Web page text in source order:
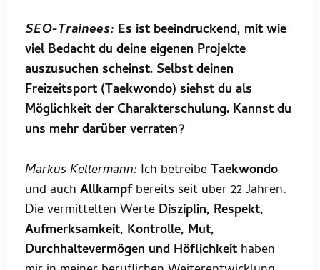
SEO-Trainees: Es ist beeindruckend, mit wie
viel Bedacht du deine eigenen Projekte
auszusuchen scheinst. Selbst deinen
Freizeitsport (Taekwondo) siehst du als
Möglichkeit der Charakterschulung. Kannst du
uns mehr darüber verraten?
Markus Kellermann: Ich betreibeTaekwondo
und auch Allkampfbereits seit über 22 Jahren.
Die vermittelten Werte Disziplin, Respekt,
Aufmerksamkeit, Kontrolle, Mut,
Durchhaltevermögen und Höflichkeit haben